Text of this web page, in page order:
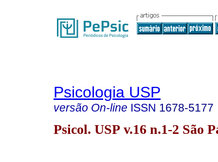
Psicologia USP
versão On-line ISSN 1678-5177
Psicol. USP v.16 n.1-2 São